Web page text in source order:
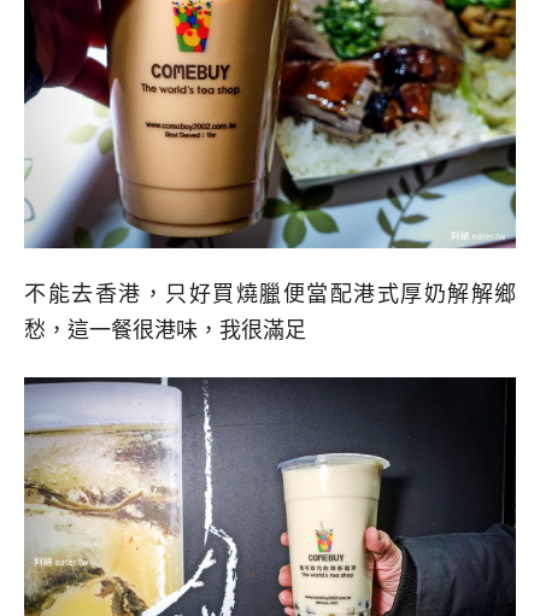
不能去香港，只好買燒臘便當配港式厚奶解解鄉
愁，這一餐很港味，我很滿足